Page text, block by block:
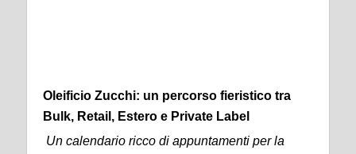
Oleificio Zucchi: un percorso fieristico tra
Bulk, Retail, Estero e Private Label
Un calendario ricco di appuntamenti per la